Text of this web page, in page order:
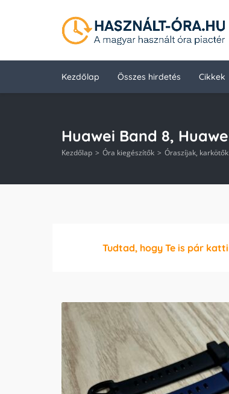
Kezdőlap Összes hirdetés Cikkek
Huawei Band 8,
Kezdőlap Óra kiegészítők Óraszíjak,
Tudtad, hogy Te is pár